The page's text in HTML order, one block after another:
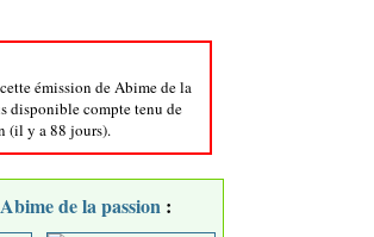
émission de Abime de la
disponible compte tenu de
(il y a 88 jours).
Abime de la passion :